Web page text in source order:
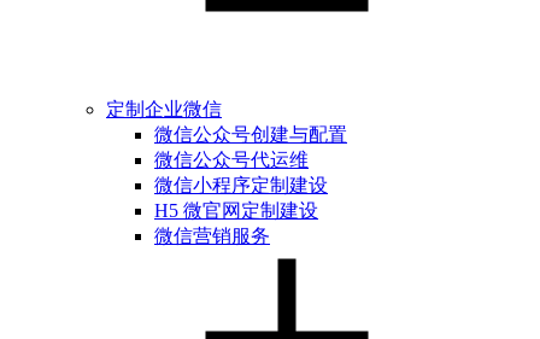
定制企业微信
微信公众号创建与配置
微信公众号代运维
微信小程序定制建设
H5 微官网定制建设
微信营销服务